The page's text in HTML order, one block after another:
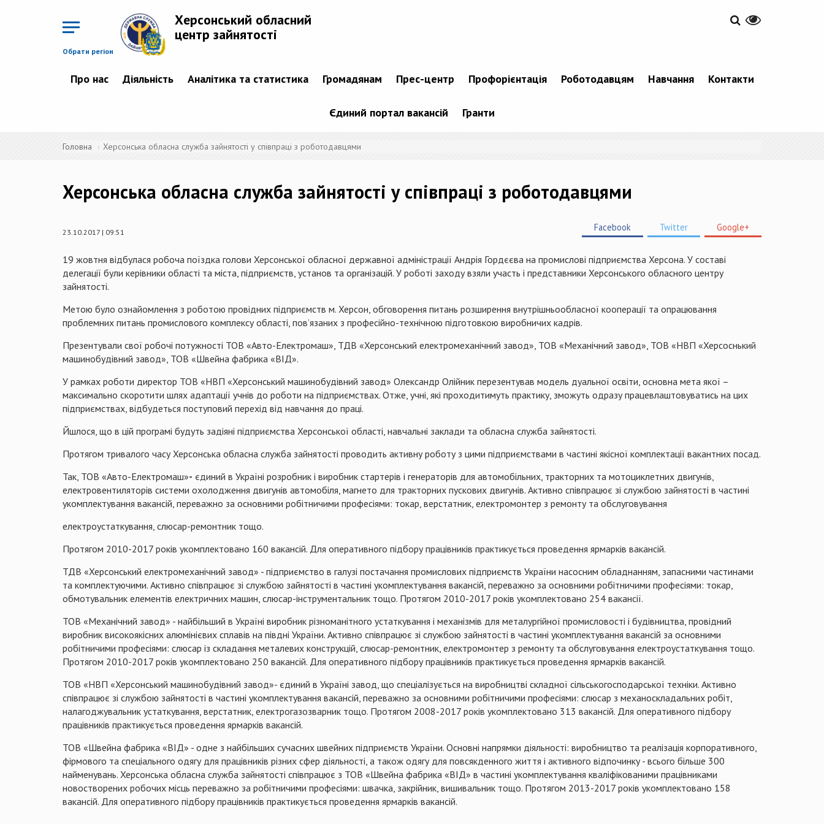
Обрати регіон
Херсонський обласний
центр зайнятості
Про нас Діяльність Аналітика та статистика Громадянам Прес-центр Профорієнтація Роботодавцям Навчання Контакти
Єдиний портал вакансій Гранти
Головна Херсонська обласна служба зайнятості у співпраці з роботодавцями
Херсонська обласна служба зайнятості у співпраці з роботодавцями
23.10.2017 | 09:51 Facebook Twitter Google+
19 жовтня відбулася робоча поїздка голови Херсонської обласної державної адміністрації Андрія Гордєєва на промислові підприємства Херсона. У составі
делегації були керівники області та міста, підприємств, установ та організацій. У роботі заходу взяли участь і представники Херсонського обласного центру
зайнятості.
Метою було ознайомлення з роботою провідних підприємств м. Херсон, обговорення питань розширення внутрішньообласної кооперації та опрацювання
проблемних питань промислового комплексу області, пов’язаних з професійно-технічною підготовкою виробничих кадрів.
Презентували свої робочі потужності ТОВ «Авто-Електромаш», ТДВ «Херсонський електромеханічний завод», ТОВ «Механічний завод», ТОВ «НВП «Херсоснький
машинобудівний завод», ТОВ «Швейна фабрика «ВІД».
У рамках роботи директор ТОВ «НВП «Херсонський машинобудівний завод» Олександр Олійник перезентував модель дуальної освіти, основна мета якої –
максимально скоротити шлях адаптації учнів до роботи на підприємствах. Отже, учні, які проходитимуть практику, зможуть одразу працевлаштовуватись на цих
підприємствах, відбудеться поступовий перехід від навчання до праці.
Йшлося, що в цій програмі будуть задіяні підприємства Херсонської області, навчальні заклади та обласна служба зайнятості.
Протягом тривалого часу Херсонська обласна служба зайнятості проводить активну роботу з цими підприємствами в частині якісної комплектації вакантних посад.
Так, ТОВ «Авто-Електромаш»- єдиний в Україні розробник і виробник стартерів і генераторів для автомобільних, тракторних та мотоциклетних двигунів,
електровентиляторів системи охолодження двигунів автомобіля, магнето для тракторних пускових двигунів. Активно співпрацює зі службою зайнятості в частині
укомплектування вакансій, переважно за основними робітничими професіями: токар, верстатник, електромонтер з ремонту та обслуговування
електроустаткування, слюсар-ремонтник тощо.
Протягом 2010-2017 років укомплектовано 160 вакансій. Для оперативного підбору працівників практикується проведення ярмарків вакансій.
ТДВ «Херсонський електромеханічний завод» - підприємство в галузі постачання промислових підприємств України насосним обладнанням, запасними частинами
та комплектуючими. Активно співпрацює зі службою зайнятості в частині укомплектування вакансій, переважно за основними робітничими професіями: токар,
обмотувальник елементів електричних машин, слюсар-інструментальник тощо. Протягом 2010-2017 років укомплектовано 254 вакансії.
ТОВ «Механічний завод» - найбільший в Україні виробник різноманітного устаткування і механізмів для металургійної промисловості і будівництва, провідний
виробник високоякісних алюмінієвих сплавів на півдні України. Активно співпрацює зі службою зайнятості в частині укомплектування вакансій за основними
робітничими професіями: слюсар із складання металевих конструкцій, слюсар-ремонтник, електромонтер з ремонту та обслуговування електроустаткування тощо.
Протягом 2010-2017 років укомплектовано 250 вакансій. Для оперативного підбору працівників практикується проведення ярмарків вакансій.
ТОВ «НВП «Херсонський машинобудівний завод»- єдиний в Україні завод, що спеціалізується на виробництві складної сільськогосподарської техніки. Активно
співпрацює зі службою зайнятості в частині укомплектування вакансій, переважно за основними робітничими професіями: слюсар з механоскладальних робіт,
налагоджувальник устаткування, верстатник, електрогазозварник тощо. Протягом 2008-2017 років укомплектовано 313 вакансій. Для оперативного підбору
працівників практикується проведення ярмарків вакансій.
ТОВ «Швейна фабрика «ВІД» - одне з найбільших сучасних швейних підприємств України. Основні напрямки діяльності: виробництво та реалізація корпоративного,
фірмового та спеціального одягу для працівників різних сфер діяльності, а також одягу для повсякденного життя і активного відпочинку - всього більше 300
найменувань. Херсонська обласна служба зайнятості співпрацює з ТОВ «Швейна фабрика «ВІД» в частині укомплектування кваліфікованими працівниками
новостворених робочих місць переважно за робітничими професіями: швачка, закрійник, вишивальник тощо. Протягом 2013-2017 років укомплектовано 158
вакансій. Для оперативного підбору працівників практикується проведення ярмарків вакансій.